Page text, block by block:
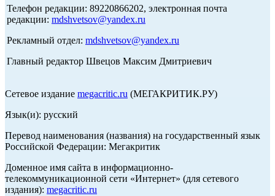
Телефон редакции: 89220866202, электронная почта
редакции: mdshvetsov@yandex.ru
Рекламный отдел: mdshvetsov@yandex.ru
Главный редактор Швецов Максим Дмитриевич
Сетевое издание megacritic.ru (МЕГАКРИТИК.РУ)
Язык(и): русский
Перевод наименования (названия) на государственный язык
Российской Федерации: Мегакритик
Доменное имя сайта в информационно-
телекоммуникационной сети «Интернет» (для сетевого
издания): megacritic.ru